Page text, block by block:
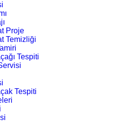
Proje
Temizliği
Tespiti
Tespiti